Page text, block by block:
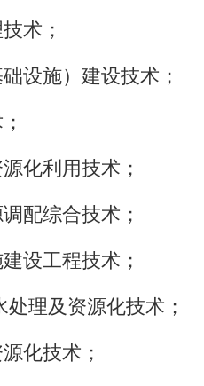
术；
设施）建设技术；
化利用技术；
配综合技术；
设工程技术；
理及资源化技术；
化技术；